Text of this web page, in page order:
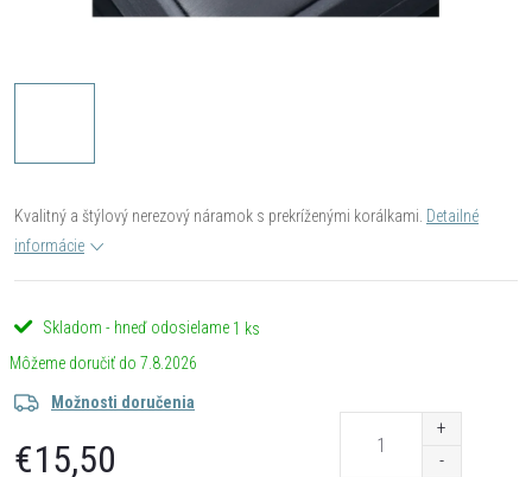
Kvalitný a štýlový nerezový náramok s prekríženými korálkami. Detailné
informácie
Skladom - hneď odosielame 1 ks
7.8.2026
Možnosti doručenia
€15,50